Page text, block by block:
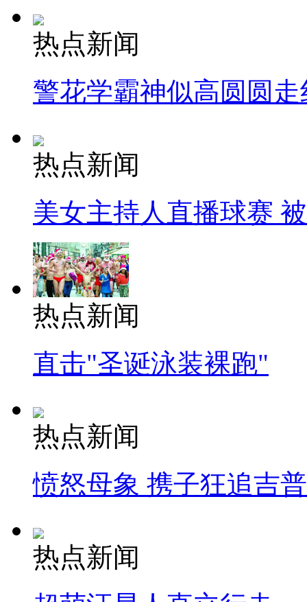
热点新闻
警花学霸神似高圆圆走
热点新闻
美女主持人直播球赛
热点新闻
直击"圣诞泳装裸跑"
热点新闻
愤怒母象 携子狂追吉
热点新闻